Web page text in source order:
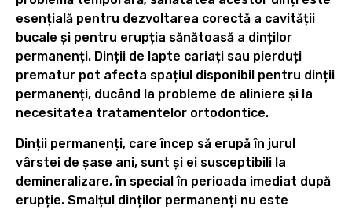
esențială pentru dezvoltarea corectă a cavității
bucale și pentru erupția sănătoasă a dinților
permanenți. Dinții de lapte cariați sau pierduți
prematur pot afecta spațiul disponibil pentru dinții
permanenți, ducând la probleme de aliniere și la
necesitatea tratamentelor ortodontice.
Dinții permanenți, care încep să erupă în jurul
vârstei de șase ani, sunt și ei susceptibili la
demineralizare, în special în perioada imediat după
erupție. Smalțul dinților permanenți nu este